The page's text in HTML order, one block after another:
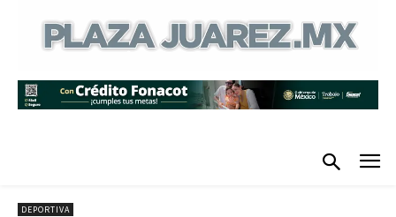
DEPORTIVA